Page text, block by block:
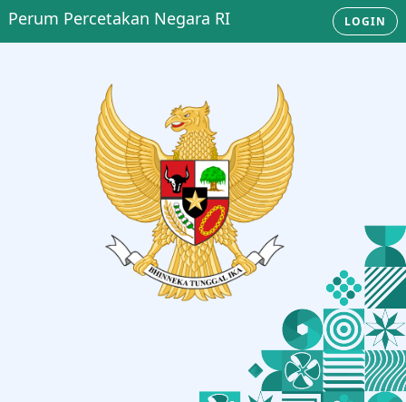
Perum Percetakan Negara RI LOGIN